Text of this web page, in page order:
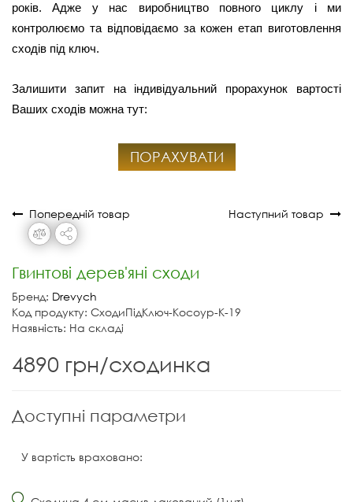
років. Адже у нас виробництво повного циклу і ми
контролюємо та відповідаємо за кожен етап виготовлення
сходів під ключ.
Залишити запит на індивідуальний прорахунок вартості
Ваших сходів можна тут:
ПОРАХУВАТИ
Попередній товар Наступний товар
Гвинтові дерев'яні сходи
Бренд: Drevych
Код продукту: СходиПідКлюч-Косоур-К-19
Наявність: На складі
4890 грн/сходинка
Доступні параметри
У вартість враховано: